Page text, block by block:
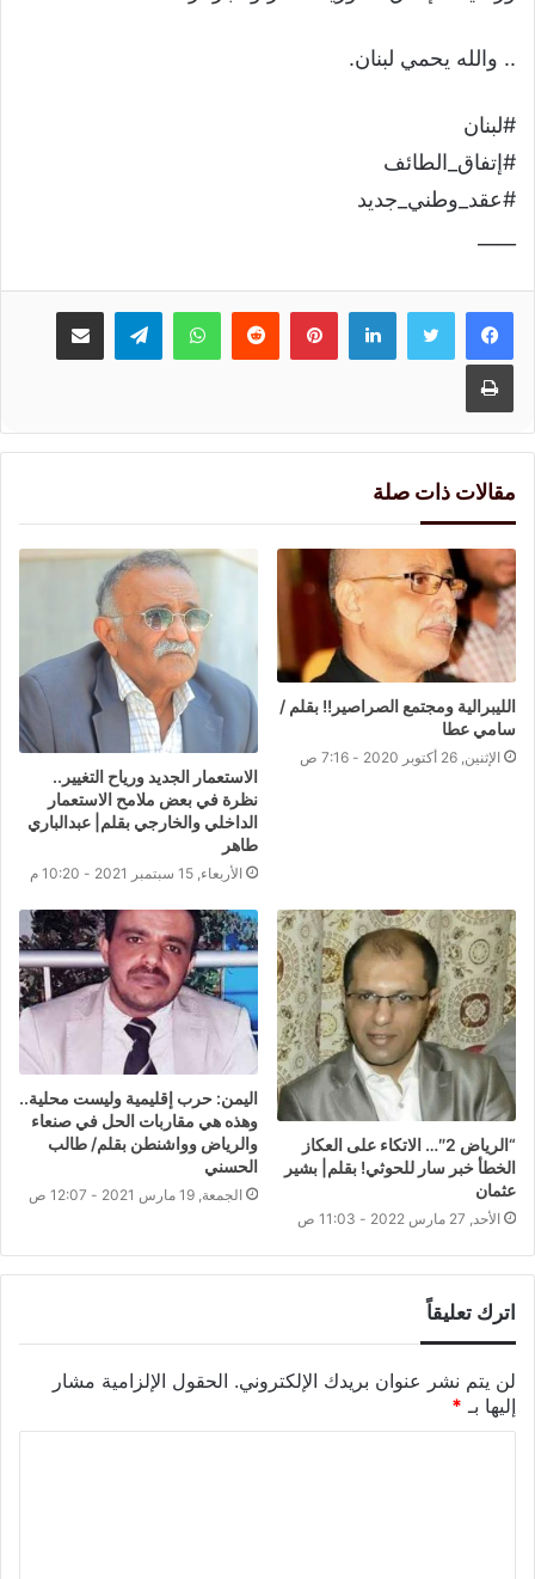
.. والله يحمي لبنان.
#لبنان
#إتفاق_الطائف
#عقد_وطني_جديد
لينكدإنبينتيريست واتسابتيلقرام مشاركة عبر البريد
طباعة
مقالات ذات صلة
الليبرالية ومجتمع الصراصير!! بقلم /
سامي عطا
الإثنين, 26 أكتوبر 2020 - 7:16 ص
الاستعمار الجديد ورياح التغيير..
نظرة في بعض ملامح الاستعمار
الداخلي والخارجي بقلم| عبدالباري
طاهر
الأربعاء, 15 سبتمبر 2021 - 10:20 م
“الرياض 2″… الاتكاء على العكاز
الخطأ خبر سار للحوثي! بقلم| بشير
عثمان
الأحد, 27 مارس 2022 - 11:03 ص
اليمن: حرب إقليمية وليست محلية..
وهذه هي مقاربات الحل في صنعاء
والرياض وواشنطن بقلم/ طالب
الحسني
الجمعة, 19 مارس 2021 - 12:07 ص
اترك تعليقاً
لن يتم نشر عنوان بريدك الإلكتروني. الحقول الإلزامية مشار
إليها بـ *